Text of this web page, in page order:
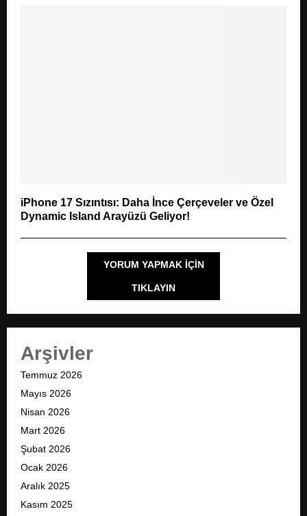
iPhone 17 Sızıntısı: Daha İnce Çerçeveler ve Özel
Dynamic Island Arayüzü Geliyor!
YORUM YAPMAK IÇIN
TIKLAYIN
Arşivler
Temmuz 2026
Mayıs 2026
Nisan 2026
Mart 2026
Şubat 2026
Ocak 2026
Aralık 2025
Kasım 2025